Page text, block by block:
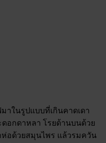
าในรูปแบบที่เกินคาดเดา
ดอกดาหลา โรยด้านบนด้วย
อด้วยสมุนไพร แล้วรมควัน